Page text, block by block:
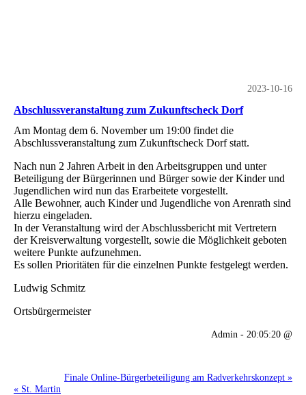
2023-10-16
Abschlussveranstaltung zum Zukunftscheck Dorf
Am Montag dem 6. November um 19:00 findet die
Abschlussveranstaltung zum Zukunftscheck Dorf statt.
Nach nun 2 Jahren Arbeit in den Arbeitsgruppen und unter
Beteiligung der Bürgerinnen und Bürger sowie der Kinder und
Jugendlichen wird nun das Erarbeitete vorgestellt.
Alle Bewohner, auch Kinder und Jugendliche von Arenrath sind
hierzu eingeladen.
In der Veranstaltung wird der Abschlussbericht mit Vertretern
der Kreisverwaltung vorgestellt, sowie die Möglichkeit geboten
weitere Punkte aufzunehmen.
Es sollen Prioritäten für die einzelnen Punkte festgelegt werden.
Ludwig Schmitz
Ortsbürgermeister
Admin - 20:05:20 @
Finale Online-Bürgerbeteiligung am Radverkehrskonzept »
« St. Martin